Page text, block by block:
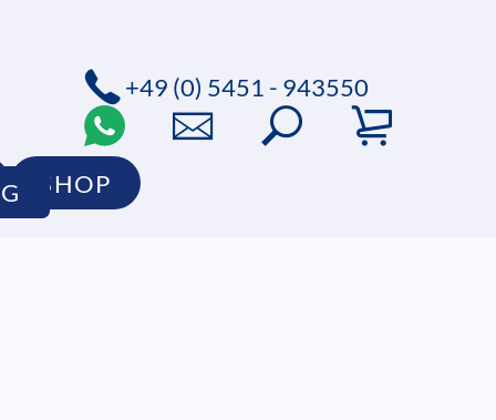
SHOP
+49 (0) 5451 - 943550